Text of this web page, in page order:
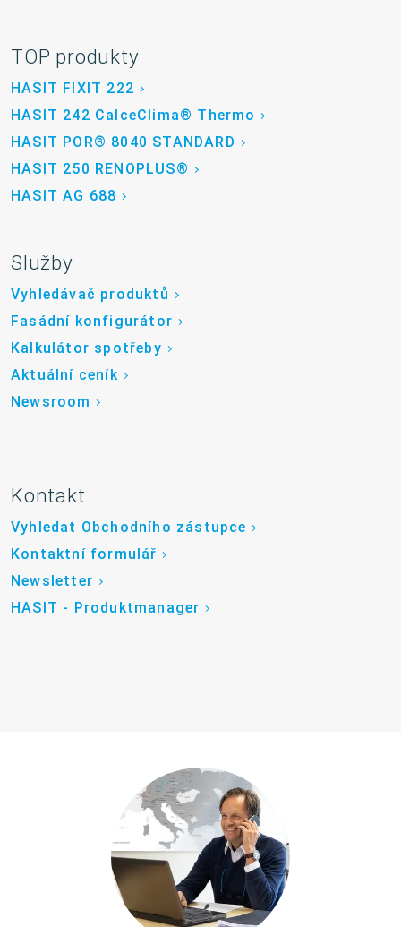
TOP produkty
HASIT FIXIT 222
HASIT 242 CalceClima® Thermo
HASIT POR® 8040 STANDARD
HASIT 250 RENOPLUS®
HASIT AG 688
Služby
Vyhledávač produktů
Fasádní konfigurátor
Kalkulátor spotřeby
Aktuální ceník
Newsroom
Kontakt
Vyhledat Obchodního zástupce
Kontaktní formulář
Newsletter
HASIT - Produktmanager